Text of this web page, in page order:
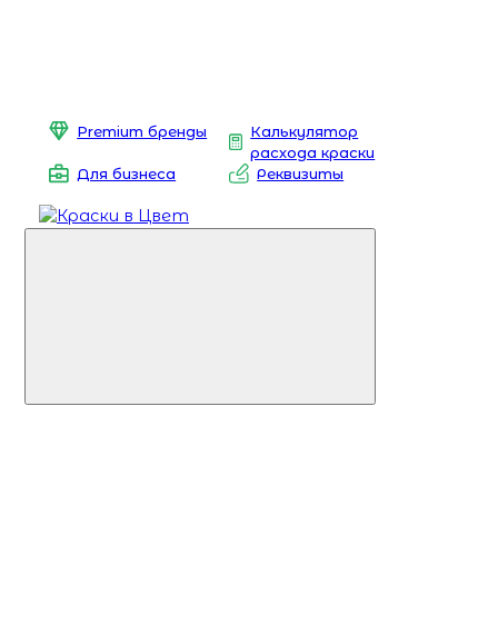
Premium бренды
Калькулятор
расхода краски
Для бизнеса
Реквизиты